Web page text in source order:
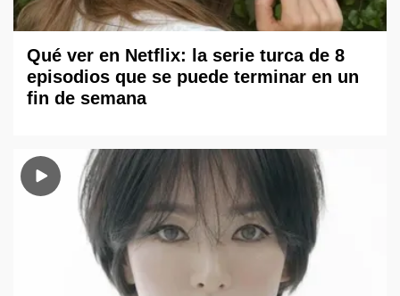
Qué ver en Netflix: la serie turca de 8
episodios que se puede terminar en un
fin de semana